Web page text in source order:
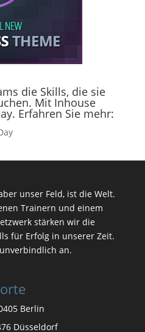
die Skills, die sie
Mit Inhouse
Erfahren Sie mehr:
unser Feld, ist die Welt.
Trainern und einem
stärken wir die
für Erfolg in unserer Zeit.
an.
Berlin
Düsseldorf